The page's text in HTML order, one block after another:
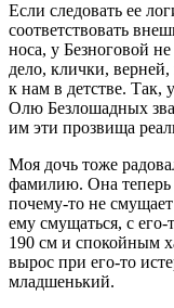
Если следовать ее
соответствовать
носа, у Безноговой
дело, клички,
к нам в детстве. Так,
Олю Безлошадных
им эти прозвища
Моя дочь тоже
фамилию. Она теперь
почему-то не
ему смущаться, с
190 см и спокойным
вырос при его-то
младшенький.